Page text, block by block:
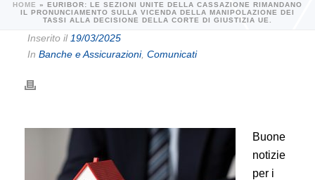
HOME » EURIBOR: LE SEZIONI UNITE DELLA CASSAZIONE RIMANDANO
IL PRONUNCIAMENTO SULLA VICENDA DELLA MANIPOLAZIONE DEI
TASSI ALLA DECISIONE DELLA CORTE DI GIUSTIZIA UE.
Inserito il 19/03/2025
In Banche e Assicurazioni, Comunicati
Buone
notizie
per i